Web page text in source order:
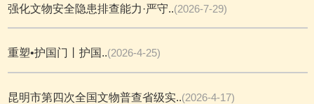
强化文物安全隐患排查能力·严守..(2026-7-29)
重塑•护国门丨护国..(2026-4-25)
昆明市第四次全国文物普查省级实..(2026-4-17)